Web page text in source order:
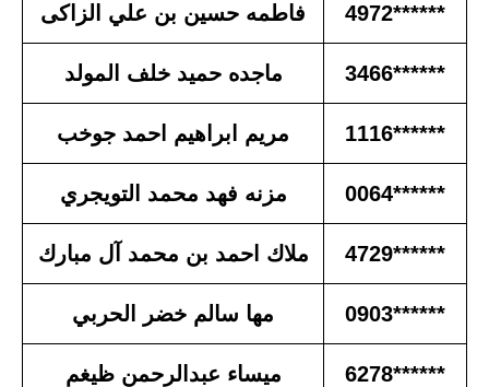
******4972 فاطمه حسين بن علي الزاكى
******3466 ماجده حميد خلف المولد
******1116 مريم ابراهيم احمد جوخب
******0064 مزنه فهد محمد التويجري
******4729 ملاك احمد بن محمد آل مبارك
******0903 مها سالم خضر الحربي
******6278
ميساء عبدالرحمن ظيغم